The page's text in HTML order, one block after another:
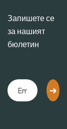
Запишете се
за нашият
бюлетин